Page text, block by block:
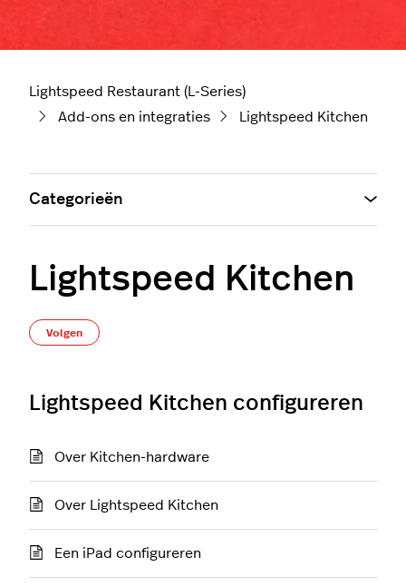
Lightspeed Restaurant (L-Series)
Add-ons en integraties
Lightspeed Kitchen
Lightspeed Kitchen
Volgen
Lightspeed Kitchen configureren
Over Kitchen-hardware
Over Lightspeed Kitchen
Een iPad configureren
Categorieën